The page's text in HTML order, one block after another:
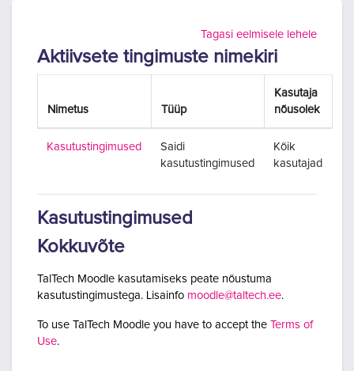
Tagasi eelmisele lehele
Aktiivsete tingimuste nimekiri
Nimetus Tüüp
Kasutaja
nõusolek
Kasutustingimused
Saidi
kasutustingimused
Kõik
kasutajad
Kasutustingimused
Kokkuvõte
TalTech Moodle kasutamiseks peate nõustuma
kasutustingimustega. Lisainfo moodle@taltech.ee.
To use TalTech Moodle you have to accept the Terms of
Use.